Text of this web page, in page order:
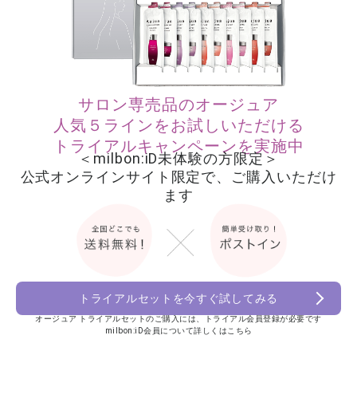
サロン専売品のオージュア
人気５ラインをお試しいただける
トライアルキャンペーンを実施中
＜milbon:iD未体験の方限定＞
公式オンラインサイト限定で、ご購入いただけ
ます
トライアルセットを今すぐ試してみる
オージュア トライアルセットのご購入には、トライアル会員登録が必要です
milbon:iD会員について詳しくはこちら